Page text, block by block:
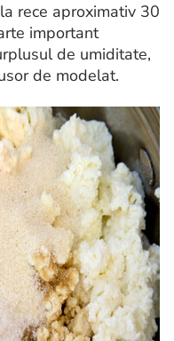
rece aproximativ 30
important
de umiditate,
de modelat.